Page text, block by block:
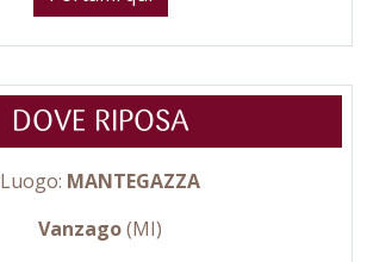
DOVE RIPOSA
Luogo: MANTEGAZZA
Vanzago(MI)